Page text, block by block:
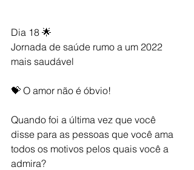
Dia 18 🌟
Jornada de saúde rumo a um 2022
mais saudável
💝 O amor não é óbvio!
Quando foi a última vez que você
disse para as pessoas que você ama
todos os motivos pelos quais você a
admira?